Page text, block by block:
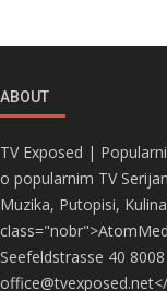
ABOUT
TV Exposed |
o popularnim TV
Muzika, Putopisi,
Seefeldstrasse 40